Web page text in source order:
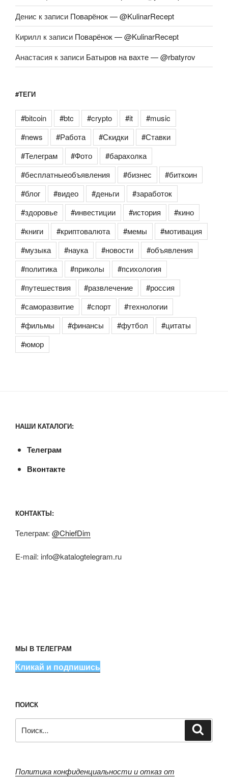
Денис к записи Поварёнок — @KulinarRecept
Кирилл к записи Поварёнок — @KulinarRecept
Анастасия к записи Батыров на вахте — @rbatyrov
#ТЕГИ
#bitcoin #btc #crypto #it
#music
#news
#Работа #Скидки
#Ставки
#Телеграм
#Фото
#барахолка
#бесплатныеобъявления
#бизнес
#биткоин
#блог
#видео #деньги
#заработок
#здоровье
#инвестиции #история
#кино
#книги
#криптовалюта #мемы
#мотивация
#музыка
#наука #новости
#объявления
#политика
#приколы
#психология
#путешествия
#развлечение
#россия
#саморазвитие
#спорт
#технологии
#фильмы
#финансы #футбол
#цитаты
#юмор
НАШИ КАТАЛОГИ:
Телеграм
Вконтакте
КОНТАКТЫ:
Телеграм: @ChiefDim
E-mail: info@katalogtelegram.ru
МЫ В ТЕЛЕГРАМ
Кликай и подпишись
ПОИСК
Политика конфиденциальности и отказ от